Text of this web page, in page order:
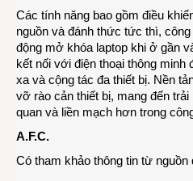
Các tính năng bao gồm điều
nguồn và đánh thức tức thì,
động mở khóa laptop khi ở gần
kết nối với điện thoại thông minh
xa và cộng tác đa thiết bị. Nền
vỡ rào cản thiết bị, mang đến
quan và liền mạch hơn trong
A.F.C.
Có tham khảo thông tin từ